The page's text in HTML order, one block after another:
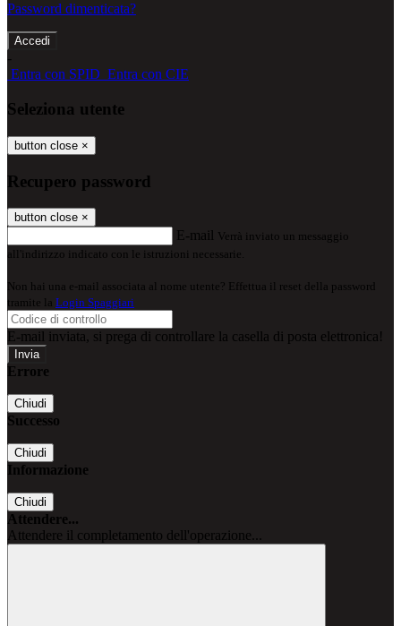
Password dimenticata?
-
Entra con SPID Entra con CIE
Seleziona utente
button close ×
Recupero password
button close ×
E-mail Verrà inviato un messaggio
all'indirizzo indicato con le istruzioni necessarie.
Non hai una e-mail associata al nome utente? Effettua il reset della password
tramite la Login Spaggiari
E-mail inviata, si prega di controllare la casella di posta elettronica!
Errore
Chiudi
Successo
Chiudi
Informazione
Chiudi
Attendere...
Attendere il completamento dell'operazione...